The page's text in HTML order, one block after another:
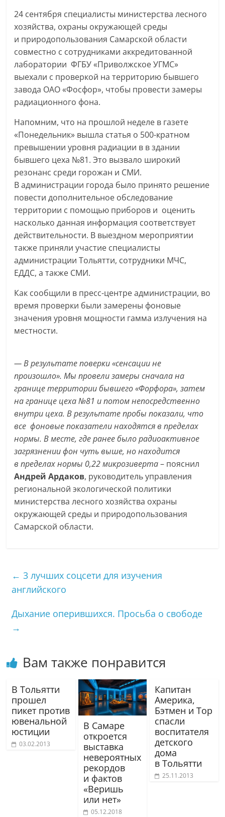
24 сентября специалисты министерства лесного
хозяйства, охраны окружающей среды
и природопользования Самарской области
совместно с сотрудниками аккредитованной
лаборатории ФГБУ «Приволжское УГМС»
выехали с проверкой на территорию бывшего
завода ОАО «Фосфор», чтобы провести замеры
радиационного фона.
Напомним, что на прошлой неделе в газете
«Понедельник» вышла статья о 500-кратном
превышении уровня радиации в в здании
бывшего цеха №81. Это вызвало широкий
резонанс среди горожан и СМИ.
В администрации города было принято решение
повести дополнительное обследование
территории с помощью приборов и оценить
насколько данная информация соответствует
действительности. В выездном мероприятии
также приняли участие специалисты
администрации Тольятти, сотрудники МЧС,
ЕДДС, а также СМИ.
Как сообщили в пресс-центре администрации, во
время проверки были замерены фоновые
значения уровня мощности гамма излучения на
местности.
— В результате поверки «сенсации не
произошло». Мы провели замеры сначала на
границе территории бывшего «Форфора», затем
на границе цеха №81 и потом непосредственно
внутри цеха. В результате пробы показали, что
все фоновые показатели находятся в пределах
нормы. В месте, где ранее было радиоактивное
загрязнении фон чуть выше, но находится
в пределах нормы 0,22 микрозиверта– пояснил
Андрей Ардаков, руководитель управления
региональной экологической политики
министерства лесного хозяйства охраны
окружающей среды и природопользования
Самарской области.
← 3 лучших соцсети для изучения
английского
Дыхание оперившихся. Просьба о свободе
→
Вам также понравится
В Тольятти
прошел
пикет против
ювенальной
юстиции
03.02.2013
В Самаре
откроется
выставка
невероятных
рекордов
и фактов
«Веришь
или нет»
05.12.2018
Капитан
Америка,
Бэтмен и Тор
спасли
воспитателя
детского
дома
в Тольятти
25.11.2013